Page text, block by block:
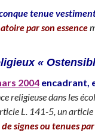
tenue
par son essence
«
2004encadrant,
religieuse dans les
L. 141-5, un
signes ou tenues